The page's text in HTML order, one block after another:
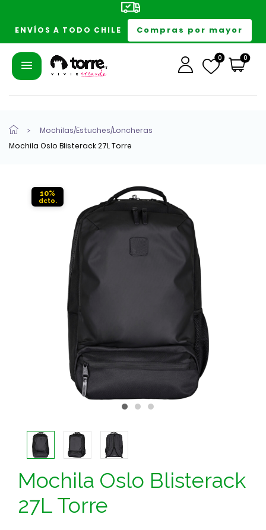
ENVÍOS A TODO CHILE Compras por mayor
0 0
Mochilas/Estuches/Loncheras
Mochila Oslo Blisterack 27L Torre
10%
Mochila Oslo Blisterack
27L Torre